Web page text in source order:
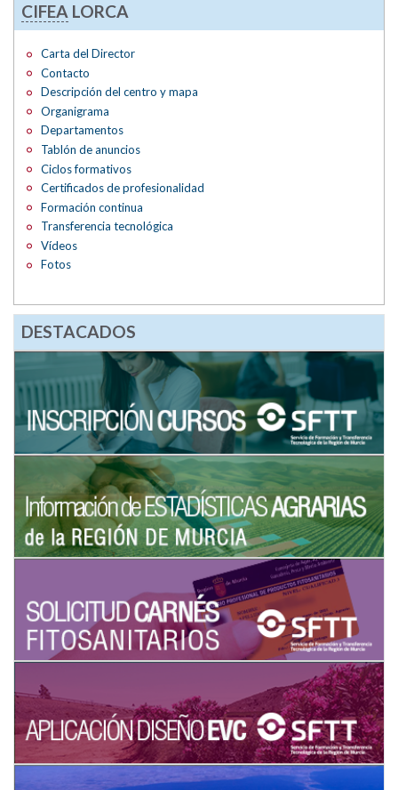
CIFEA LORCA
Carta del Director
Contacto
Descripción del centro y mapa
Organigrama
Departamentos
Tablón de anuncios
Ciclos formativos
Certificados de profesionalidad
Formación continua
Transferencia tecnológica
Vídeos
Fotos
DESTACADOS